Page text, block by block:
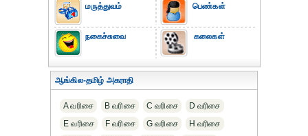
மருத்துவம்
நகைச்சுவை
பெண்கள்
கலைகள்
ஆங்கில-தமிழ் அகராதி
A வரிசை B வரிசை C வரிசை
D வரிசை
E வரிசை
F வரிசை G வரிசை
H வரிசை